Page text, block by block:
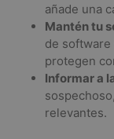
añade una
Mantén tu
de
protegen
Informar a
relevantes.